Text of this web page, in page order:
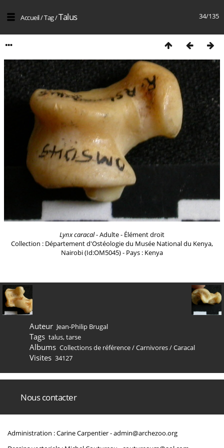
34/135
Accueil/Tag/Talus
Lynx caracal- Adulte - Élément droit
Collection : Département d'Ostéologie du Musée National du Kenya,
Nairobi (Id:OM5045) - Pays : Kenya
Auteur Jean-Philip Brugal
Tags talus,tarse
Albums Collections de référence/Carnivores/Caracal
Visites 34127
Nous contacter
Administration : Carine Carpentier -admin@archezoo.org